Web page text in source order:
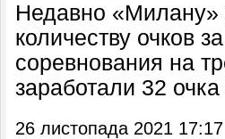
Недавно «Милану»
количеству очков
соревнования на
заработали 32
26 листопада 2021 17:17